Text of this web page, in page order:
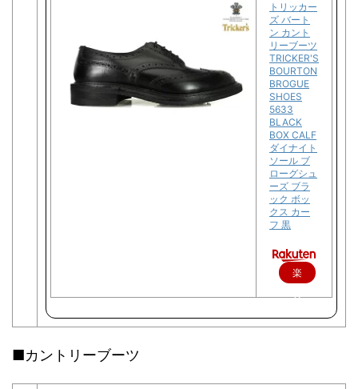
トリッカー
ズ バート
ン カント
リーブーツ
TRICKER'S
BOURTON
BROGUE
SHOES
5633
BLACK
BOX CALF
ダイナイト
ソール ブ
ローグシュ
ーズ ブラ
ック ボッ
クス カー
フ 黒
楽
天
で
■カントリーブーツ